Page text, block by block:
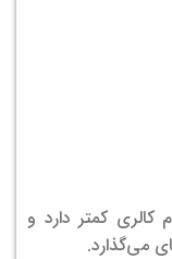
سوم کالری کمتر دارد و
می‌گذارد.